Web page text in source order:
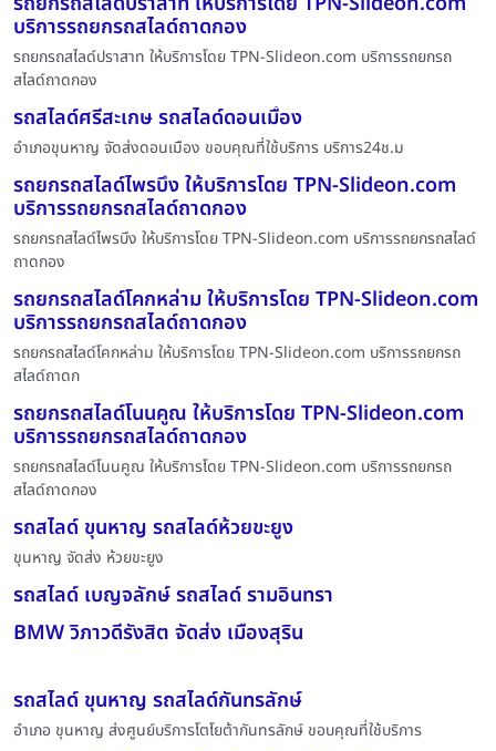
บริการรถยกรถสไลด์ถาดกอง
รถยกรถสไลด์ปราสาท ให้บริการโดย TPN-Slideon.com บริการรถยกรถ
สไลด์ถาดกอง
รถสไลด์ศรีสะเกษ รถสไลด์ดอนเมื่อง
อำเภอขุนหาญ จัดส่งดอนเมือง ขอบคุณที่ใช้บริการ บริการ24ช.ม
รถยกรถสไลด์ไพรบึง ให้บริการโดย TPN-Slideon.com
บริการรถยกรถสไลด์ถาดกอง
รถยกรถสไลด์ไพรบึง ให้บริการโดย TPN-Slideon.com บริการรถยกรถสไลด์
ถาดกอง
รถยกรถสไลด์โคกหล่าม ให้บริการโดย TPN-Slideon.com
บริการรถยกรถสไลด์ถาดกอง
รถยกรถสไลด์โคกหล่าม ให้บริการโดย TPN-Slideon.com บริการรถยกรถ
สไลด์ถาดก
รถยกรถสไลด์โนนคูณ ให้บริการโดย TPN-Slideon.com
บริการรถยกรถสไลด์ถาดกอง
รถยกรถสไลด์โนนคูณ ให้บริการโดย TPN-Slideon.com บริการรถยกรถ
สไลด์ถาดกอง
รถสไลด์ ขุนหาญ รถสไลด์ห้วยขะยูง
ขุนหาญ จัดส่ง ห้วยขะยูง
รถสไลด์ เบญจลักษ์ รถสไลด์ รามอินทรา
BMW วิภาวดีรังสิต จัดส่ง เมืองสุริน
รถสไลด์ ขุนหาญ รถสไลด์กันทรลักษ์
อำเภอ ขุนหาญ ส่งศูนย์บริการโตโยต้ากันทรลักษ์ ขอบคุณที่ใช้บริการ